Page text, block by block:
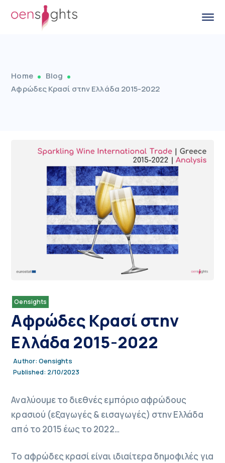
Home
Blog
Αφρώδες Κρασί στην Ελλάδα 2015-2022
Oensights
Αφρώδες Κρασί στην
Ελλάδα 2015-2022
Author: Oensights
Published: 2/10/2023
Αναλύουμε το διεθνές εμπόριο αφρώδους
κρασιού (εξαγωγές & εισαγωγές) στην Ελλάδα
από το 2015 έως το 2022…
Το αφρώδες κρασί είναι ιδιαίτερα δημοφιλές για